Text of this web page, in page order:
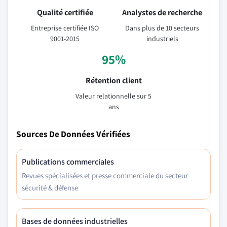
Qualité certifiée
Entreprise certifiée ISO
9001-2015
Analystes de recherche
Dans plus de 10 secteurs
industriels
95%
Rétention client
Valeur relationnelle sur 5
ans
Sources De Données Vérifiées
Publications commerciales
Revues spécialisées et presse commerciale du secteur
sécurité & défense
Bases de données industrielles